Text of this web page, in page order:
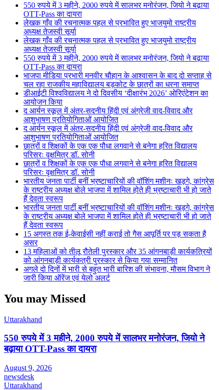
550 रुपये में 3 महीने, 2000 रुपये में सालभर मनोरंजन, जियो ने बढ़ाया
OTT-Pass का दायरा
लेखक गाँव की रचनात्मक पहल से प्रभावित हुए भाजयुमो राष्ट्रीय
अध्यक्ष तेजस्वी सूर्या
लेखक गाँव की रचनात्मक पहल से प्रभावित हुए भाजयुमो राष्ट्रीय
अध्यक्ष तेजस्वी सूर्या
550 रुपये में 3 महीने, 2000 रुपये में सालभर मनोरंजन, जियो ने बढ़ाया
OTT-Pass का दायरा
भाजपा मीडिया प्रभारी मनवीर चौहान के आश्वासन के बाद दो सप्ताह से
चल रहा राजकीय महाविद्यालय बड़कोट के छात्रों का धरना समाप्त
डीआईटी विश्वविद्यालय ने दो दिवसीय ‘दीक्षारंभ 2026’ ओरिएंटेशन का
आयोजन किया
द आर्यन स्कूल में अंतर-सदनीय हिंदी एवं अंग्रेजी वाद-विवाद और
आशुभाषण प्रतियोगिताओं आयोजित
द आर्यन स्कूल में अंतर-सदनीय हिंदी एवं अंग्रेजी वाद-विवाद और
आशुभाषण प्रतियोगिताओं आयोजित
छात्रों व शिक्षकों के एक एक पौधा लगवाने से बनेगा हरित विद्यालय
परिसरः वृक्षमित्र डॉ. सोनी
छात्रों व शिक्षकों के एक एक पौधा लगवाने से बनेगा हरित विद्यालय
परिसरः वृक्षमित्र डॉ. सोनी
भारतीय जनता पार्टी बनीं भ्रष्टाचारियों की वॉशिंग मशीनः खड़गे, कांग्रेस
के राष्ट्रीय अध्यक्ष बोले भाजपा में शामिल होते ही भ्रष्टाचारी भी हो जाते
हैं देवता स्वरूप
भारतीय जनता पार्टी बनीं भ्रष्टाचारियों की वॉशिंग मशीनः खड़गे, कांग्रेस
के राष्ट्रीय अध्यक्ष बोले भाजपा में शामिल होते ही भ्रष्टाचारी भी हो जाते
हैं देवता स्वरूप
15 अगस्त तक ई-केवाईसी नहीं कराई तो गैस आपूर्ति पर पड़ सकता है
असर
13 महिलाओं को तीलू रौतेली पुरस्कार और 35 आंगनबाड़ी कार्यकत्रियों
को आंगनबाड़ी कार्यकत्री पुरस्कार से किया गया सम्मानित
अगले दो दिनों में भारी से बहुत भारी बारिश की संभावना, मौसम विभाग ने
जारी किया ऑरेंज एवं येलो अलर्ट
You may Missed
Uttarakhand
550 रुपये में 3 महीने, 2000 रुपये में सालभर मनोरंजन, जियो ने
बढ़ाया OTT-Pass का दायरा
August 9, 2026
newsdesk
Uttarakhand